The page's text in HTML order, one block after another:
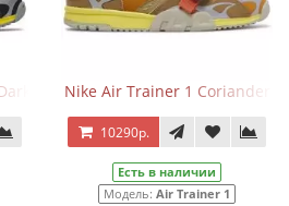
Smoke Grey
Nike Air Trainer 1 Coriander
10290р.
Есть в наличии
Модель: Air Trainer 1